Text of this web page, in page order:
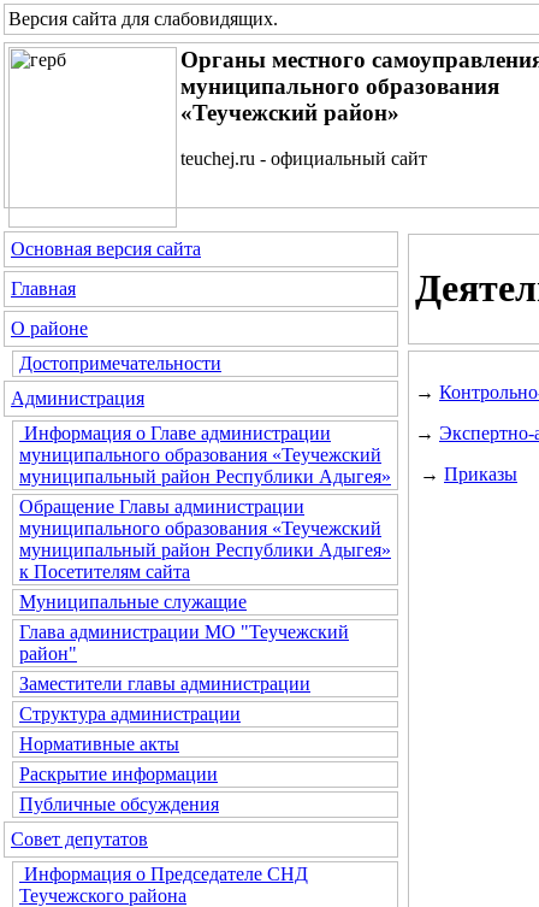
Версия сайта для слабовидящих.
Органы местного
муниципального образования
«Теучежский район»
teuchej.ru - официальный сайт
Основная версия сайта
Главная
О районе
Достопримечательности
Администрация
Информация о Главе администрации
муниципального образования «Теучежский
муниципальный район Республики Адыгея»
Обращение Главы администрации
муниципального образования «Теучежский
муниципальный район Республики Адыгея»
к Посетителям сайта
Муниципальные служащие
Глава администрации МО "Теучежский
район"
Заместители главы администрации
Структура администрации
Нормативные акты
Раскрытие информации
Публичные обсуждения
Совет депутатов
Информация о Председателе СНД
Теучежского района
→
→ Экспертно-
→ Приказы